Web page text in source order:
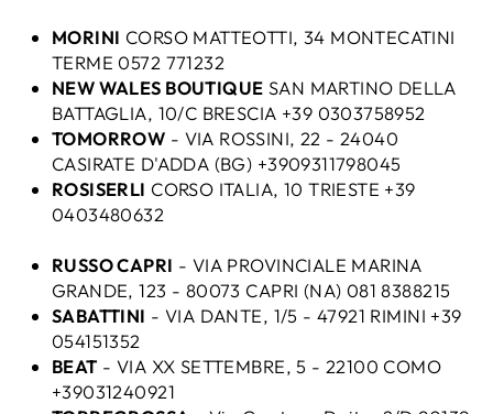
MORINI CORSO MATTEOTTI, 34 MONTECATINI
TERME 0572 771232
NEW WALES BOUTIQUE SAN MARTINO DELLA
BATTAGLIA, 10/C BRESCIA +39 0303758952
TOMORROW - VIA ROSSINI, 22 - 24040
CASIRATE D'ADDA (BG) +3909311798045
ROSISERLI CORSO ITALIA, 10 TRIESTE +39
0403480632
RUSSO CAPRI - VIA PROVINCIALE MARINA
GRANDE, 123 - 80073 CAPRI (NA) 081 8388215
SABATTINI - VIA DANTE, 1/5 - 47921 RIMINI +39
054151352
BEAT - VIA XX SETTEMBRE, 5 - 22100 COMO
+39031240921